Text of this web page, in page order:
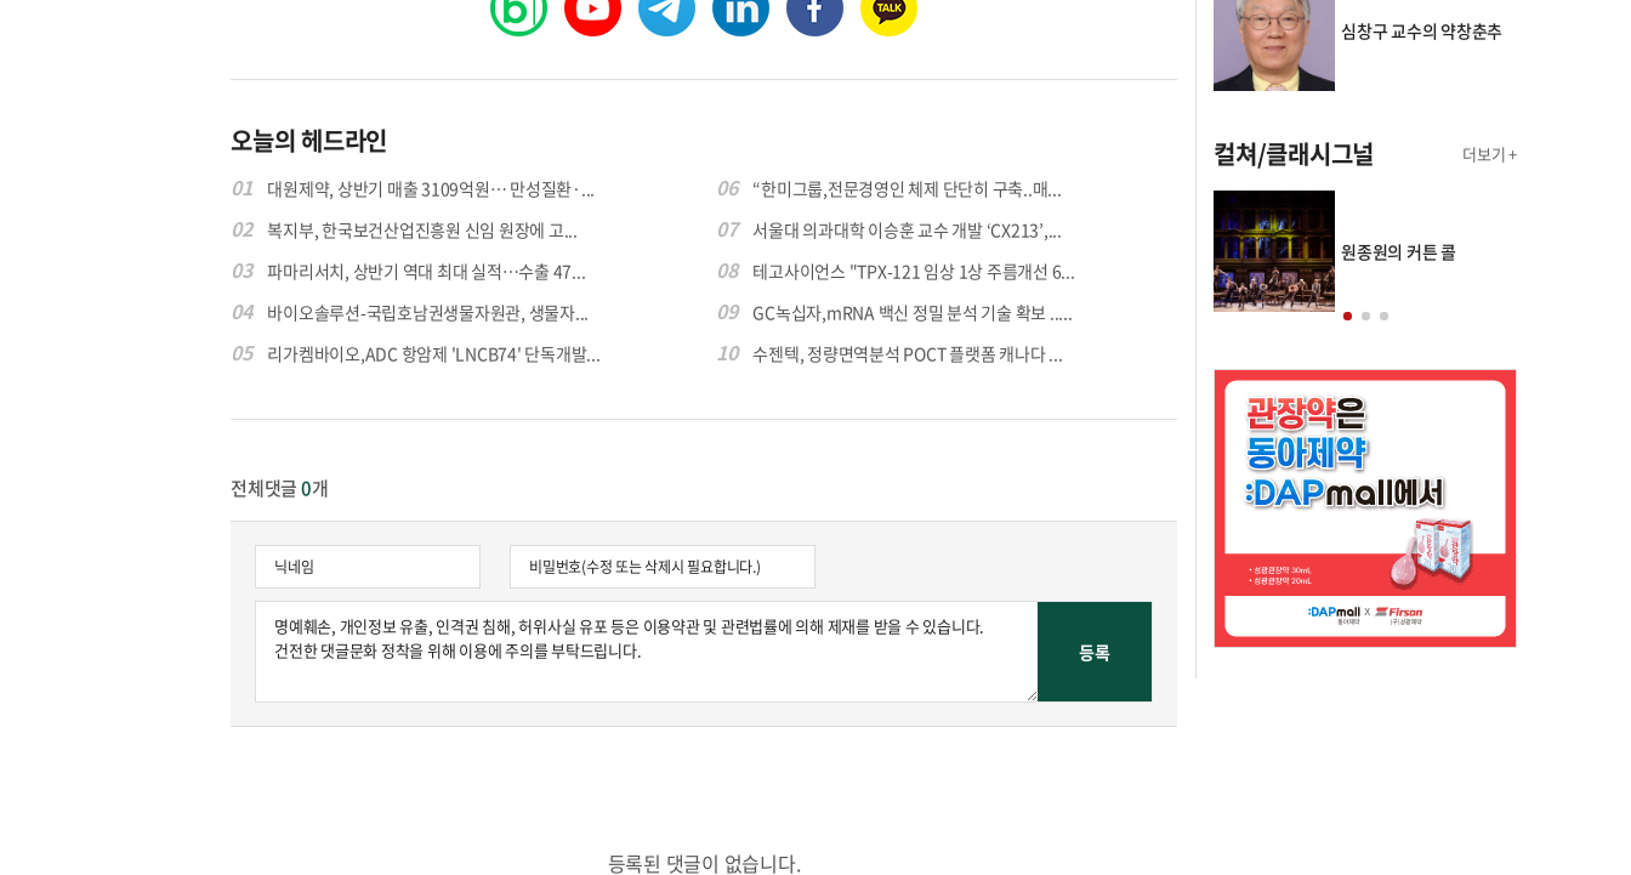
오늘의 헤드라인
01 대원제약, 상반기 매출 3109억원… 만성질환·...
02 복지부, 한국보건산업진흥원 신임 원장에 고...
03 파마리서치, 상반기 역대 최대 실적…수출 47...
04 바이오솔루션-국립호남권생물자원관, 생물자...
05 리가켐바이오,ADC 항암제 'LNCB74' 단독개발...
06 “한미그룹,전문경영인 체제 단단히 구축..매...
07 서울대 의과대학 이승훈 교수 개발 ‘CX213’,...
08 테고사이언스 "TPX-121 임상 1상 주름개선 6...
09 GC녹십자,mRNA 백신 정밀 분석 기술 확보 .....
10 수젠텍, 정량면역분석 POCT 플랫폼 캐나다 ...
전체댓글0개
등록된 댓글이 없습니다.
심창구 교수의 약창춘추
컬쳐/클래시그널 더보기 +
원종원의 커튼 콜